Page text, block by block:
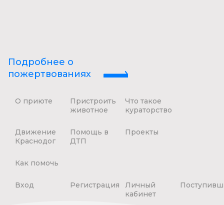
Подробнее о
пожертвованиях
О приюте
Пристроить
животное
Что такое
кураторство
Движение
Краснодог
Помощь в
ДТП
Проекты
Как помочь
Вход Регистрация
Личный
кабинет